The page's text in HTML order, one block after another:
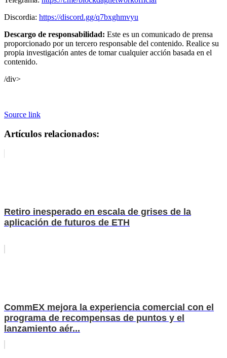
Discordia: https://discord.gg/q7bxghmvyu
Descargo de responsabilidad: Este es un comunicado de prensa
proporcionado por un tercero responsable del contenido. Realice su
propia investigación antes de tomar cualquier acción basada en el
contenido.
/div>
Source link
Artículos relacionados:
Retiro inesperado en escala de grises de la
aplicación de futuros de ETH
CommEX mejora la experiencia comercial con el
programa de recompensas de puntos y el
lanzamiento aér...